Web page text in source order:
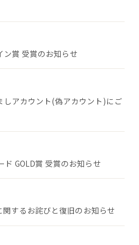
賞 受賞のお知らせ
しアカウント(偽アカウント)にご
ド GOLD賞 受賞のお知らせ
するお詫びと復旧のお知らせ